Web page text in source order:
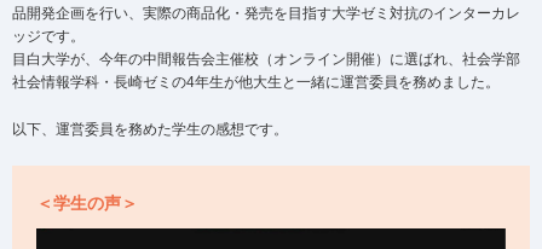
品開発企画を行い、実際の商品化・発売を目指す大学ゼミ対抗のインターカレ
ッジです。
目白大学が、今年の中間報告会主催校（オンライン開催）に選ばれ、社会学部
社会情報学科・長崎ゼミの4年生が他大生と一緒に運営委員を務めました。
以下、運営委員を務めた学生の感想です。
＜学生の声＞